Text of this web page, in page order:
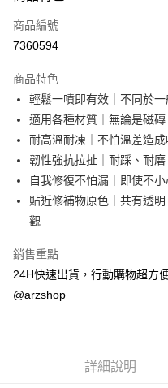
信用卡一次付款
超商取貨付款
Apple Pay
街口支付
Google Pay
全盈+PAY
ATM付款
運送方式
全家取貨付款
每筆NT$60，滿NT$599(含以
商品編號
7360594
商品特色
輕鬆一噴即有效｜不同於
適用各種材質｜無論是磁
耐高溫耐凍｜不怕溫差造
韌性強抗拉扯｜耐踩、耐
自我修復不怕漏｜即使不
貼近修補物原色｜共有透
觀
銷售重點
24H快速出貨，行動購物超方
@arzshop
詳細說明